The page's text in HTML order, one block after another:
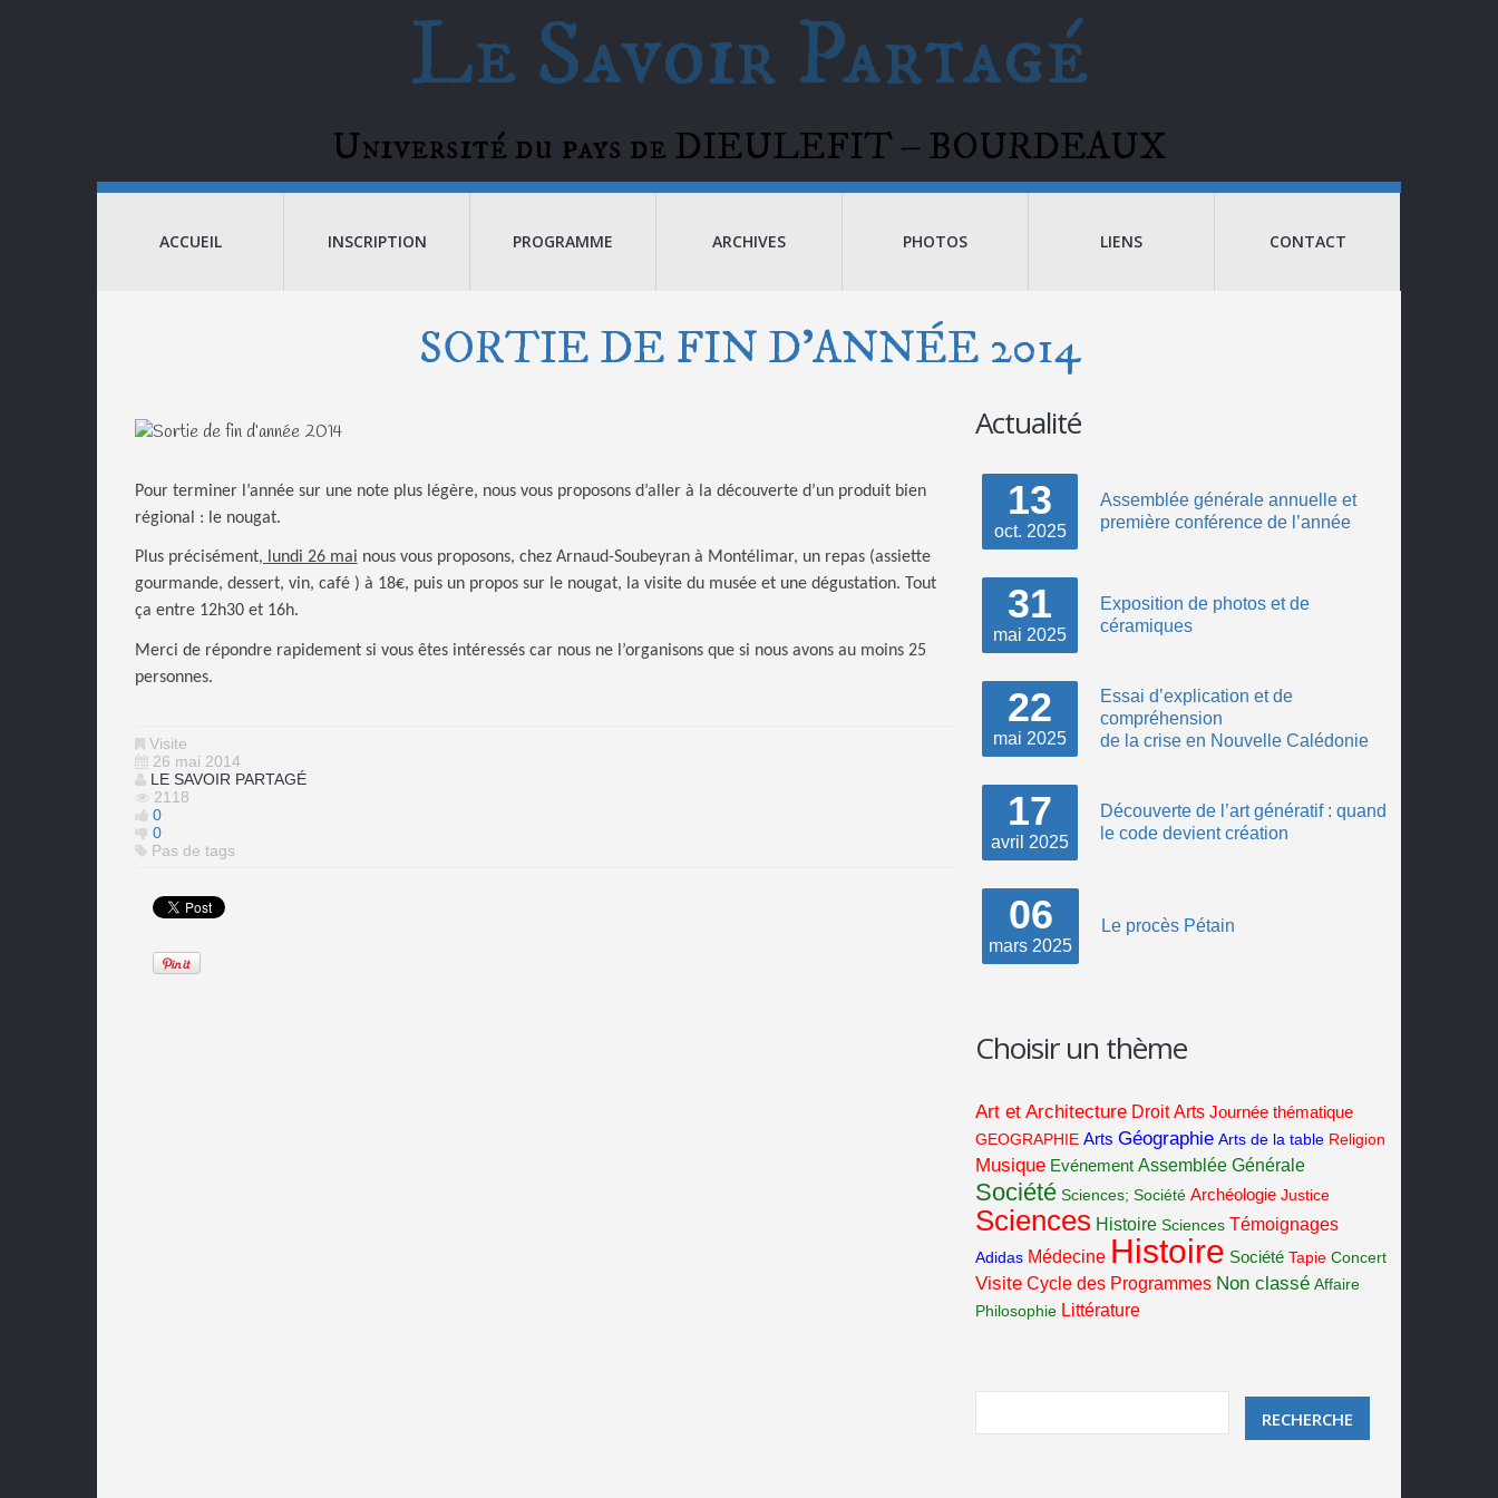
Le Savoir Partagé
Université du pays de DIEULEFIT – BOURDEAUX
ACCUEIL INSCRIPTION PROGRAMME ARCHIVES PHOTOS LIENS CONTACT
SORTIE DE FIN D’ANNÉE 2014
Pour terminer l’année sur une note plus légère, nous vous proposons d’aller à la découverte d’un produit bien
régional : le nougat.
Plus précisément, lundi 26 mai nous vous proposons, chez Arnaud-Soubeyran à Montélimar, un repas (assiette
gourmande, dessert, vin, café ) à 18€, puis un propos sur le nougat, la visite du musée et une dégustation. Tout
ça entre 12h30 et 16h.
Merci de répondre rapidement si vous êtes intéressés car nous ne l’organisons que si nous avons au moins 25
personnes.
Visite
26 mai 2014
LE SAVOIR PARTAGÉ
2118
0
0
Pas de tags
Actualité
13
oct. 2025
Assemblée générale annuelle et
première conférence de l’année
31
mai 2025
Exposition de photos et de
céramiques
22
mai 2025
Essai d’explication et de
compréhension
de la crise en Nouvelle Calédonie
17
avril 2025
Découverte de l’art génératif : quand
le code devient création
06
mars 2025
Le procès Pétain
Choisir un thème
Art et Architecture Droit Arts Journée thématique
GEOGRAPHIE Arts Géographie Arts de la table Religion
Musique Evénement Assemblée Générale
Société Sciences; Société Archéologie Justice
Sciences Histoire Sciences Témoignages
Adidas Médecine Histoire Société Tapie Concert
Visite Cycle des Programmes Non classé Affaire
Philosophie Littérature